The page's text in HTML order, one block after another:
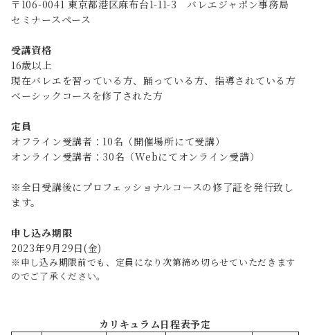
〒106-0041 東京都港区麻布台1-11-3 バレエジャポン事務局
セミナースペース
受講資格
16歳以上
現在バレエを習っている方、踊っている方、指導されている方
ベーシックコースを修了された方
定員
オフライン受講者：10名（開催場所にて受講）
オンライン受講者：30名 （Webにてオンライン受講）
※全日受講後にプロフェッショナルコースの修了証を発行致し
ます。
申し込み期限
2023年9月29日(金)
※申し込み期限前でも、定員になり次第締め切らせていただきます
のでご了承ください。
カリキュラム日程表予定